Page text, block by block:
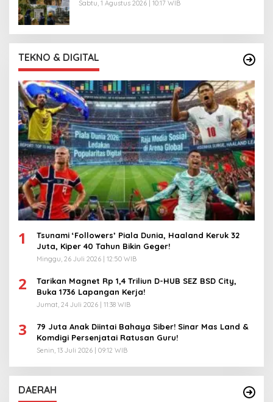
Sabtu, 1 Agustus 2026 | 10:17 WIB
TEKNO & DIGITAL
1
Tsunami ‘Followers’ Piala Dunia, Haaland Keruk 32
Juta, Kiper 40 Tahun Bikin Geger!
Minggu, 26 Juli 2026 | 12:50 WIB
2
Tarikan Magnet Rp 1,4 Triliun D-HUB SEZ BSD City,
Buka 1736 Lapangan Kerja!
Jumat, 24 Juli 2026 | 11:38 WIB
3
79 Juta Anak Diintai Bahaya Siber! Sinar Mas Land &
Komdigi Persenjatai Ratusan Guru!
Senin, 13 Juli 2026 | 09:12 WIB
DAERAH